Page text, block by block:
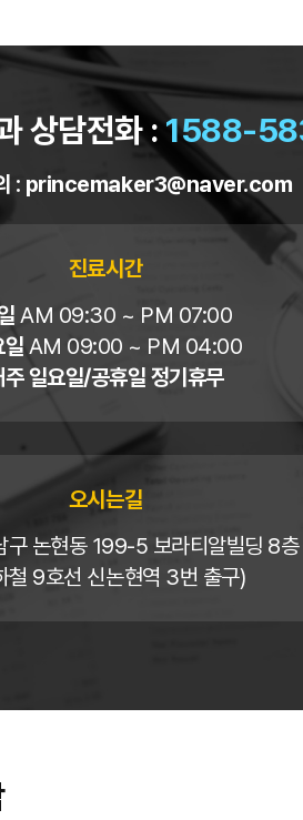
상담전화 :1588-
: princemaker3@naver.com
진료시간
AM 09:30 ~ PM 07:00
일 AM 09:00 ~ PM 04:00
주 일요일/공휴일 정기휴무
오시는길
구 논현동 199-5 보라티알빌딩 8층
철 9호선 신논현역 3번 출구)